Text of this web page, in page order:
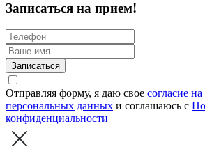
Записаться на прием!
Записаться
Отправляя форму, я даю свое согласие
персональных данных и соглашаюсь c
конфиденциальности